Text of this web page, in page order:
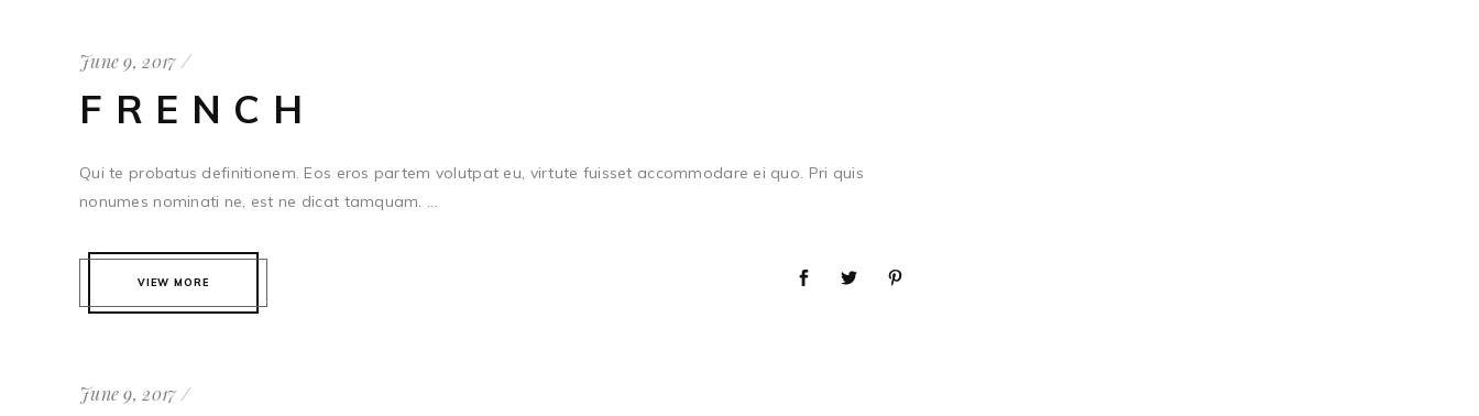
June 9, 2017
FRENCH
Qui te probatus definitionem. Eos eros partem volutpat eu, virtute fuisset accommodare ei quo. Pri quis
nonumes nominati ne, est ne dicat tamquam. ...
VIEW MORE
June 9, 2017